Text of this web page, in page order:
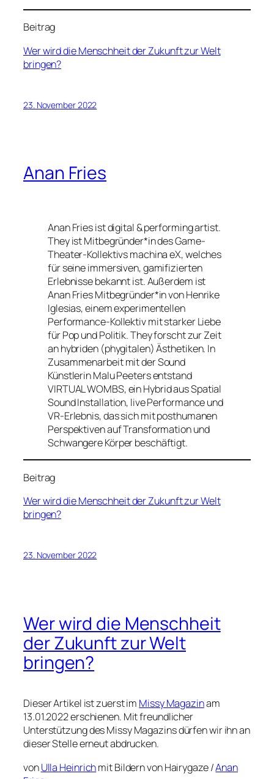
Beitrag
Wer wird die Menschheit der Zukunft zur Welt
bringen?
23. November 2022
Anan Fries
Anan Fries ist digital & performing artist.
They ist Mitbegründer*in des Game-
Theater-Kollektivs machina eX, welches
für seine immersiven, gamifizierten
Erlebnisse bekannt ist. Außerdem ist
Anan Fries Mitbegründer*in von Henrike
Iglesias, einem experimentellen
Performance-Kollektiv mit starker Liebe
für Pop und Politik. They forscht zur Zeit
an hybriden (phygitalen) Ästhetiken. In
Zusammenarbeit mit der Sound
Künstlerin Malu Peeters entstand
VIRTUAL WOMBS, ein Hybrid aus Spatial
Sound Installation, live Performance und
VR-Erlebnis, das sich mit posthumanen
Perspektiven auf Transformation und
Schwangere Körper beschäftigt.
Beitrag
Wer wird die Menschheit der Zukunft zur Welt
bringen?
23. November 2022
Wer wird die Menschheit
der Zukunft zur Welt
bringen?
Dieser Artikel ist zuerst im Missy Magazinam
13.01.2022 erschienen. Mit freundlicher
Unterstützung des Missy Magazins dürfen wir ihn an
dieser Stelle erneut abdrucken.
vonUlla Heinrichmit Bildern von Hairygaze /Anan